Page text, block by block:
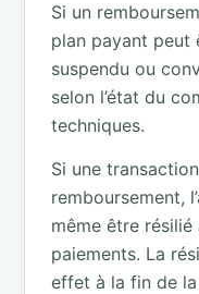
Si un
plan payant peut
suspendu ou
selon l’état du
techniques.
Si une
remboursement,
même être
paiements. La
effet à la fin de